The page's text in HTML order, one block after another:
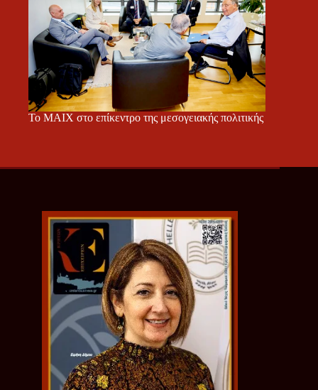
Το ΜΑΙΧ στο επίκεντρο της μεσογειακής πολιτικής